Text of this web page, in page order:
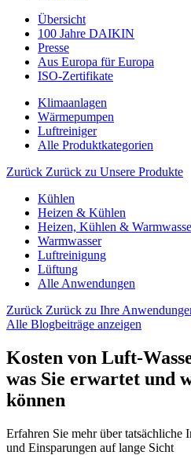
Übersicht
100 Jahre DAIKIN
Presse
Aus Europa für Europa
ISO-Zertifikate
Klimaanlagen
Wärmepumpen
Luftreiniger
Alle Produktkategorien
Zurück Zurück zu Unsere Produkte
Kühlen
Heizen & Kühlen
Heizen, Kühlen &
Warmwasser
Luftreinigung
Lüftung
Alle Anwendungen
Zurück Zurück zu Ihre
Alle Blogbeiträge anzeigen
Kosten von Luft-
was Sie erwartet und
können
Erfahren Sie mehr über tatsächliche
und Einsparungen auf lange Sicht